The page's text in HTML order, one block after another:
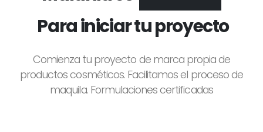
Para iniciar tu proyecto
Comienza tu proyecto de marca propia de
productos cosméticos. Facilitamos el proceso de
maquila. Formulaciones certificadas